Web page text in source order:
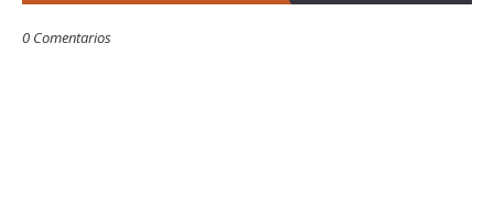
0 Comentarios